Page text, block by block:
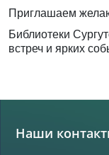
Приглашаем
Библиотеки
встреч и ярких
Наши